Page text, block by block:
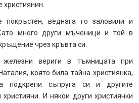
християнин.
веднага го заловили и
много други мъченици и той в
чрез кръвта си.
вериги в тъмницата при
която била тайна християнка,
подкрепи съпруга си и другите
И някои други християнки